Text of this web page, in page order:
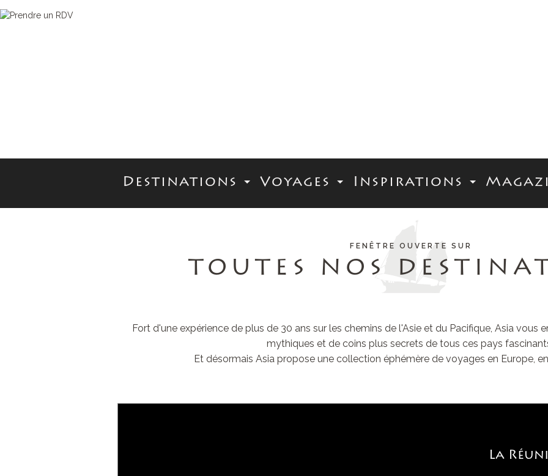
Destinations Voyages Inspirations
FENÊTRE OUVERTE SUR
TOUTES NOS
Fort d'une expérience de plus de 30 ans sur les chemins de l'Asie et du Pacifique, Asia vous
mythiques et de coins plus secrets de tous ces pays
Et désormais Asia propose une collection éphémère de voyages en Europe,
La